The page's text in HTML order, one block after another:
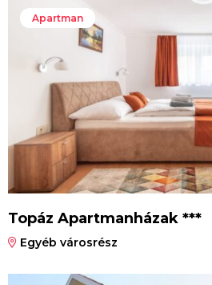
Apartman
Topáz Apartmanházak ***
Egyéb városrész